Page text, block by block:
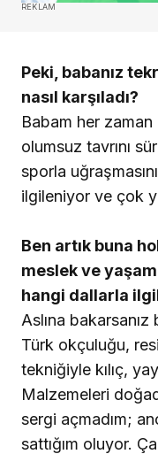
REKLAM
Peki, babanız
nasıl karşıladı?
Babam her zaman
olumsuz tavrını
sporla
ilgileniyor ve çok
Ben artık buna
meslek ve
hangi dallarla
Aslına
Türk okçuluğu,
tekniğiyle kılıç,
Malzemeleri
sergi açmadım;
sattığım oluyor.